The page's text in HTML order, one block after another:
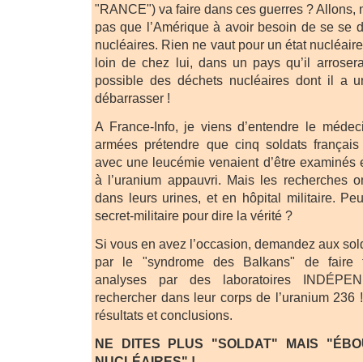
"RANCE") va faire dans ces guerres ? Allons,
pas que l’Amérique à avoir besoin de se se
nucléaires. Rien ne vaut pour un état
loin de chez lui, dans un pays qu’il
possible des déchets nucléaires dont il a
débarrasser !
A France-Info, je viens d’entendre le
armées prétendre que cinq soldats
avec une leucémie venaient d’être examinés
à l’uranium appauvri. Mais les recherches
dans leurs urines, et en hôpital militaire.
secret-militaire pour dire la vérité ?
Si vous en avez l’occasion, demandez aux
par le "syndrome des Balkans" de faire
analyses par des laboratoires
rechercher dans leur corps de l’uranium 236
résultats et conclusions.
NE DITES PLUS "SOLDAT" MAIS